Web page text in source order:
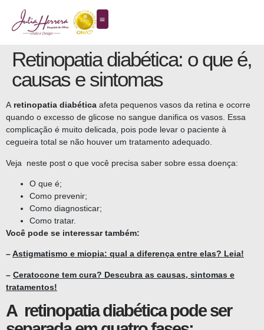
Retinopatia diabética: o que é,
causas e sintomas
A retinopatia diabética afeta pequenos vasos da retina e ocorre
quando o excesso de glicose no sangue danifica os vasos. Essa
complicação é muito delicada, pois pode levar o paciente à
cegueira total se não houver um tratamento adequado.
Veja neste post o que você precisa saber sobre essa doença:
O que é;
Como prevenir;
Como diagnosticar;
Como tratar.
Você pode se interessar também:
–Astigmatismo e miopia: qual a diferença entre elas? Leia!
– Ceratocone tem cura? Descubra as causas, sintomas e
tratamentos!
A retinopatia diabética pode ser